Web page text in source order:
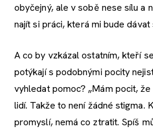
obyčejný, ale v sobě nese sílu a
najít si práci, která mi bude dávat
A co by vzkázal ostatním, kteří
potýkají s podobnými pocity
vyhledat pomoc? „Mám pocit,
lidí. Takže to není žádné stigma.
promyslí, nemá co ztratit. Spíš